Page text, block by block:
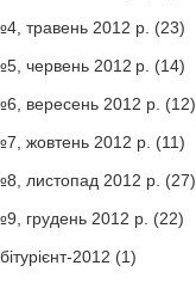
травень 2012 р. (23)
червень 2012 р. (14)
вересень 2012 р. (12)
жовтень 2012 р. (11)
листопад 2012 р. (27)
грудень 2012 р. (22)
2012 (1)